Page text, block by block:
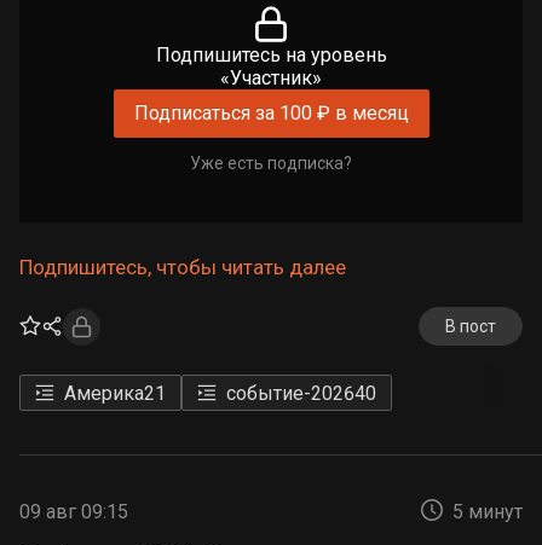
Подпишитесь на уровень
«Участник»
Подписаться за 100 ₽ в месяц
Уже есть подписка?
Подпишитесь, чтобы читать далее
В пост
Америка21 событие-202640
09 авг 09:15 5 минут